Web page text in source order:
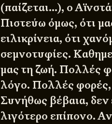
(παίζεται…), ο
Πιστεύω όμως, ότι
ειλικρίνεια, ότι
σεμνοτυφίες.
μας τη ζωή. Πολλές
λόγο. Πολλές φορές,
Συνήθως βέβαια, δεν
λιγότερο επίπονο.